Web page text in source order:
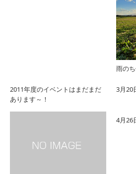
雨の
2011年度のイベントはまだまだ
あります～！
3月20
4月